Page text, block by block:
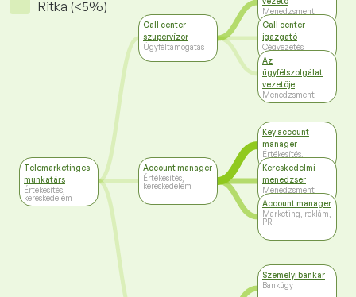
Ritka (<5%)
Telemarketinges
munkatárs
Értékesítés,
kereskedelem
Call center
szupervízor
Ügyféltámogatás
Account manager
Értékesítés,
kereskedelem
Menedzsment
Call center
igazgató
Cégvezetés
Az
ügyfélszolgálat
vezetője
Menedzsment
Key account
manager
Értékesítés,
kereskedelem
Kereskedelmi
menedzser
Menedzsment
Account manager
Marketing, reklám,
PR
Személyi bankár
Bankügy